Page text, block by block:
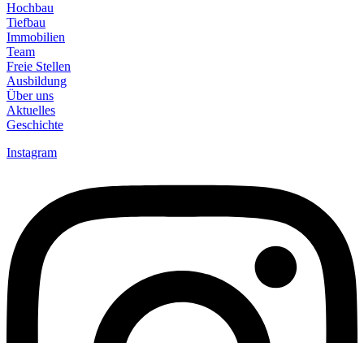
Hochbau
Tiefbau
Immobilien
Team
Freie Stellen
Ausbildung
Über uns
Aktuelles
Geschichte
Instagram